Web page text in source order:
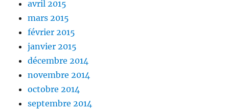
avril 2015
mars 2015
février 2015
janvier 2015
décembre 2014
novembre 2014
octobre 2014
septembre 2014